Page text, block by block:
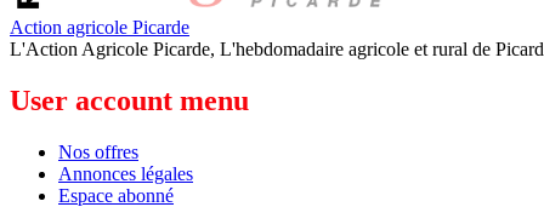
Action agricole Picarde
L'Action Agricole Picarde, L'hebdomadaire agricole et rural de
User account menu
Nos offres
Annonces légales
Espace abonné